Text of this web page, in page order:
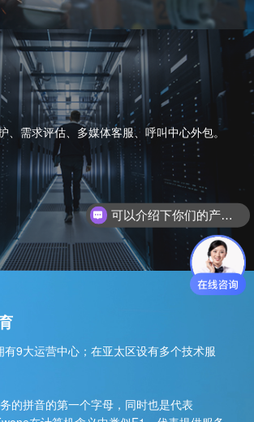
、需求评估、多媒体客服、呼叫中心外包。
有9大运营中心；在亚太区设有多个技术服
的拼音的第一个字母，同时也是代表
可以介绍下你们的产品么？
你们是怎么收费的呢？